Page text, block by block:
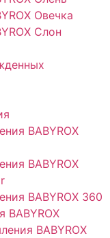
Овечка​
Слон​
BABYROX
BABYROX
BABYROX 360
BABYROX
BABYROX